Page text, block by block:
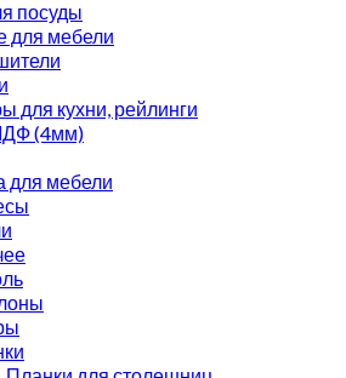
посуды
для мебели
для кухни, рейлинги
(4мм)
для мебели